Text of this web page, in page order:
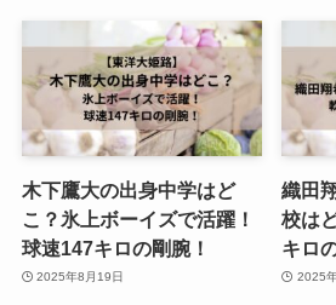
木下鷹大の出身中学はど
こ？氷上ボーイズで活躍！
球速147キロの剛腕！
2025年8月19日
織田
校は
キロ
2025